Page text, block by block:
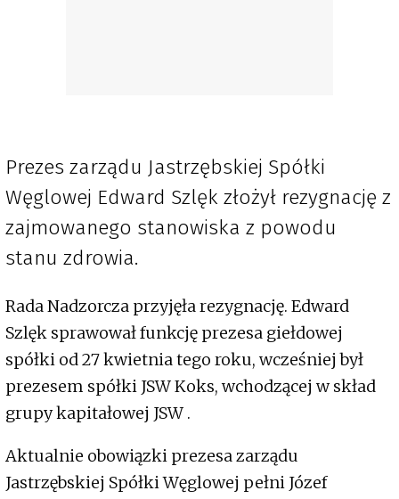
Prezes zarządu Jastrzębskiej Spółki
Węglowej Edward Szlęk złożył rezygnację z
zajmowanego stanowiska z powodu
stanu zdrowia.
Rada Nadzorcza przyjęła rezygnację. Edward
Szlęk sprawował funkcję prezesa giełdowej
spółki od 27 kwietnia tego roku, wcześniej był
prezesem spółki JSW Koks, wchodzącej w skład
grupy kapitałowej JSW .
Aktualnie obowiązki prezesa zarządu
Jastrzębskiej Spółki Węglowej pełni Józef